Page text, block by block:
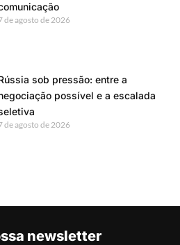
de agosto de 2026
sob pressão: entre a
possível e a escalada
de agosto de 2026
newsletter